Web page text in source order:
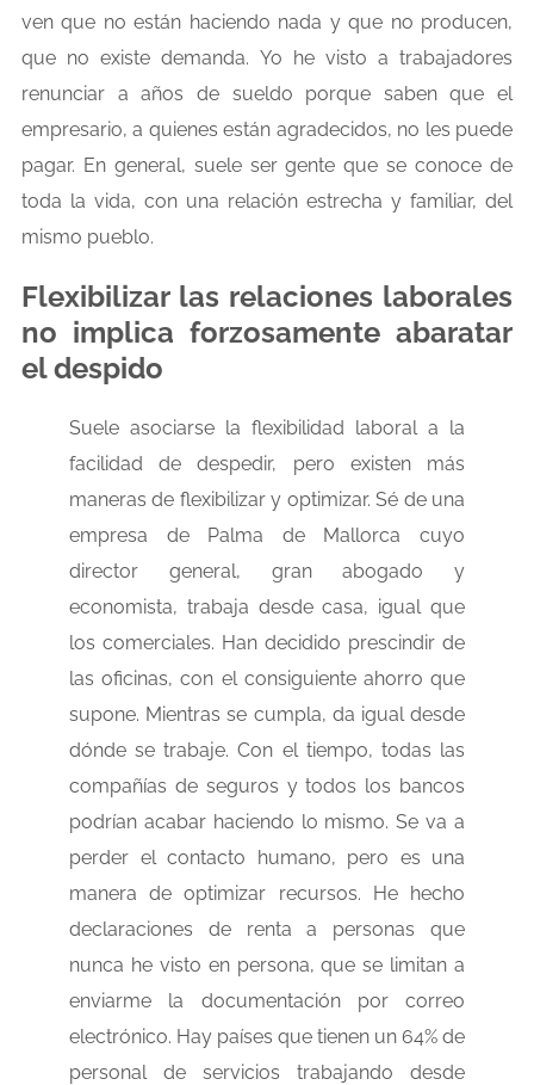
ven que no están haciendo nada y que no producen,
que no existe demanda. Yo he visto a trabajadores
renunciar a años de sueldo porque saben que el
empresario, a quienes están agradecidos, no les puede
pagar. En general, suele ser gente que se conoce de
toda la vida, con una relación estrecha y familiar, del
mismo pueblo.
Flexibilizar las relaciones laborales
no implica forzosamente abaratar
el despido
Suele asociarse la flexibilidad laboral a la
facilidad de despedir, pero existen más
maneras de flexibilizar y optimizar. Sé de una
empresa de Palma de Mallorca cuyo
director general, gran abogado y
economista, trabaja desde casa, igual que
los comerciales. Han decidido prescindir de
las oficinas, con el consiguiente ahorro que
supone. Mientras se cumpla, da igual desde
dónde se trabaje. Con el tiempo, todas las
compañías de seguros y todos los bancos
podrían acabar haciendo lo mismo. Se va a
perder el contacto humano, pero es una
manera de optimizar recursos. He hecho
declaraciones de renta a personas que
nunca he visto en persona, que se limitan a
enviarme la documentación por correo
electrónico. Hay países que tienen un 64% de
personal de servicios trabajando desde